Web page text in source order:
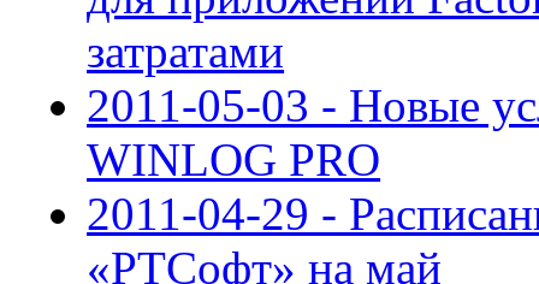
затратами
2011-05-03 - Новые
WINLOG PRO
2011-04-29 -
«РТСофт» на май